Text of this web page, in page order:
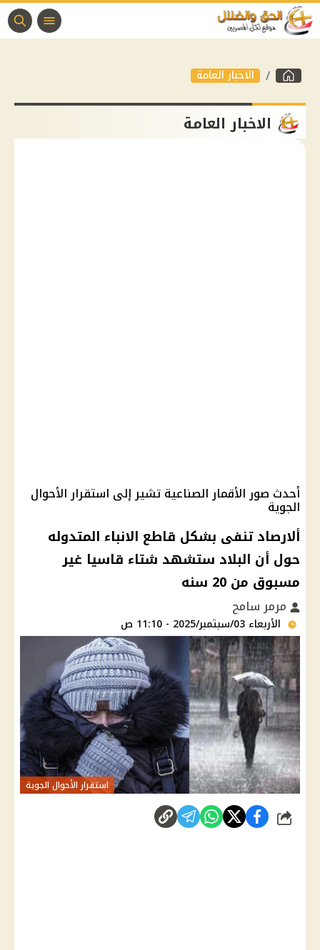
الاخبار العامة
الاخبار العامة
أحدث صور الأقمار الصناعية تشير إلى استقرار الأحوال
الجوية
ألارصاد تنفى بشكل قاطع الانباء المتدوله
حول أن البلاد ستشهد شتاء قاسيا غير
مسبوق من 20 سنه
مرمر سامح
الأربعاء 03/سبتمبر/2025 - 11:10 ص
استقرار الأحوال الجوية
شارك